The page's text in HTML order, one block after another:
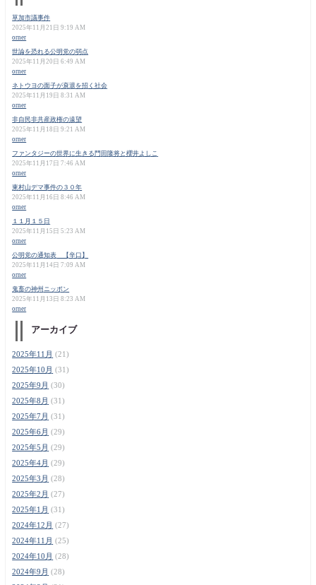
草加市議事件
2025年11月21日 9:19 AM
orner
世論を恐れる公明党の弱点
2025年11月20日 6:49 AM
orner
ネトウヨの面子が衰退を招く社会
2025年11月19日 8:31 AM
orner
非自民非共産政権の遠望
2025年11月18日 9:21 AM
orner
ファンタジーの世界に生きる門田隆将と櫻井よしこ
2025年11月17日 7:46 AM
orner
東村山デマ事件の３０年
2025年11月16日 8:46 AM
orner
１１月１５日
2025年11月15日 5:23 AM
orner
公明党の通知表 【辛口】
2025年11月14日 7:09 AM
orner
鬼畜の神州ニッポン
2025年11月13日 8:23 AM
orner
アーカイブ
2025年11月 (21)
2025年10月 (31)
2025年9月 (30)
2025年8月 (31)
2025年7月 (31)
2025年6月 (29)
2025年5月 (29)
2025年4月 (29)
2025年3月 (28)
2025年2月 (27)
2025年1月 (31)
2024年12月 (27)
2024年11月 (25)
2024年10月 (28)
2024年9月 (28)